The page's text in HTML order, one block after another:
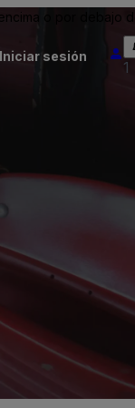
o por debajo
Iniciar sesión